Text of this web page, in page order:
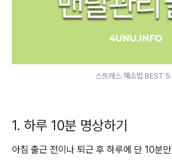
스트레스 해소법 BEST 5
1. 하루 10분 명상하기
아침 출근 전이나 퇴근 후 하루에 단 10분